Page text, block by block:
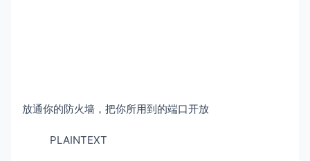
放通你的防火墙，把你所用到的端口开放
PLAINTEXT